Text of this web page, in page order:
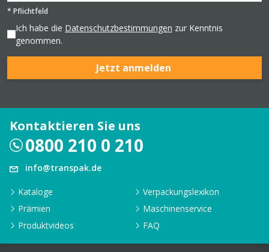
* Pflichtfeld
Ich habe die Datenschutzbestimmungen zur Kenntnis
genommen.
Jetzt anmelden
Kontaktieren Sie uns
0800 210 0 210
info@transpak.de
Kataloge
Verpackungslexikon
Prämien
Maschinenservice
Produktvideos
FAQ